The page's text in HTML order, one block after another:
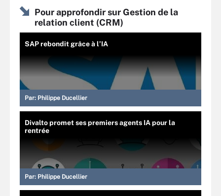
Pour approfondir sur Gestion de la
relation client (CRM)
SAP rebondit grâce à l’IA
Par: Philippe Ducellier
Divalto promet ses premiers agents IA pour la
rentrée
Par: Philippe Ducellier